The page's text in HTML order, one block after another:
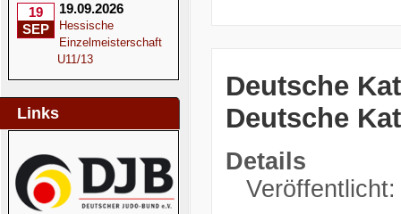
19
SEP
19.09.2026
Hessische
Einzelmeisterschaft
U11/13
Links
Deutsche
Deutsche
Details